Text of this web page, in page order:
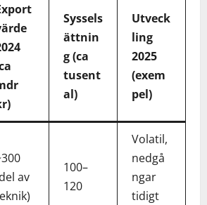
Syssels
ättnin
g (ca
tusent
al)
Utveck
ling
2025
(exem
pel)
av
100–
120
Volatil,
nedgå
ngar
tidigt